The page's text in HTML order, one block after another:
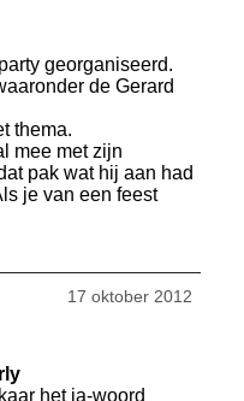
georganiseerd.
de Gerard
thema.
mee met zijn
pak wat hij aan had
je van een feest
17 oktober 2012
het ja-woord